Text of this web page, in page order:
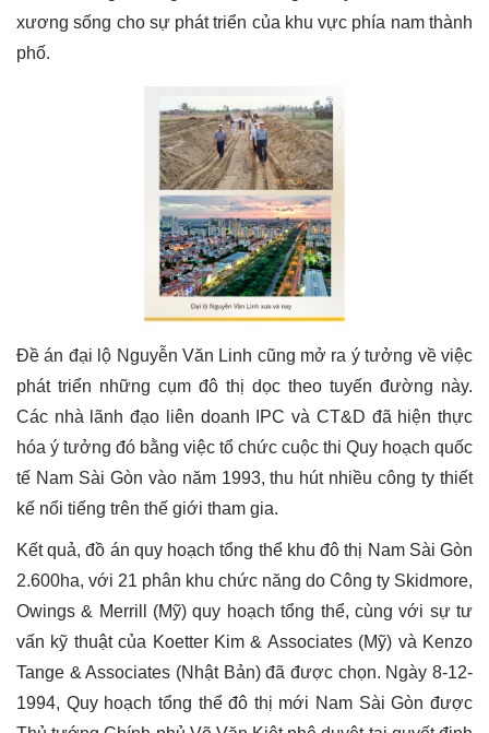
xương sống cho sự phát triển của khu vực phía nam thành
phố.
Đề án đại lộ Nguyễn Văn Linh cũng mở ra ý tưởng về việc
phát triển những cụm đô thị dọc theo tuyến đường này.
Các nhà lãnh đạo liên doanh IPC và CT&D đã hiện thực
hóa ý tưởng đó bằng việc tổ chức cuộc thi Quy hoạch quốc
tế Nam Sài Gòn vào năm 1993, thu hút nhiều công ty thiết
kế nổi tiếng trên thế giới tham gia.
Kết quả, đồ án quy hoạch tổng thể khu đô thị Nam Sài Gòn
2.600ha, với 21 phân khu chức năng do Công ty Skidmore,
Owings & Merrill (Mỹ) quy hoạch tổng thể, cùng với sự tư
vấn kỹ thuật của Koetter Kim & Associates (Mỹ) và Kenzo
Tange & Associates (Nhật Bản) đã được chọn. Ngày 8-12-
1994, Quy hoạch tổng thể đô thị mới Nam Sài Gòn được